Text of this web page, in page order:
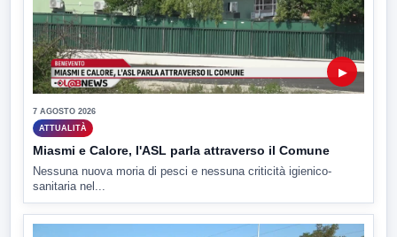
▶
7 AGOSTO 2026
ATTUALITÀ
Miasmi e Calore, l'ASL parla attraverso il Comune
Nessuna nuova moria di pesci e nessuna criticità igienico-
sanitaria nel...